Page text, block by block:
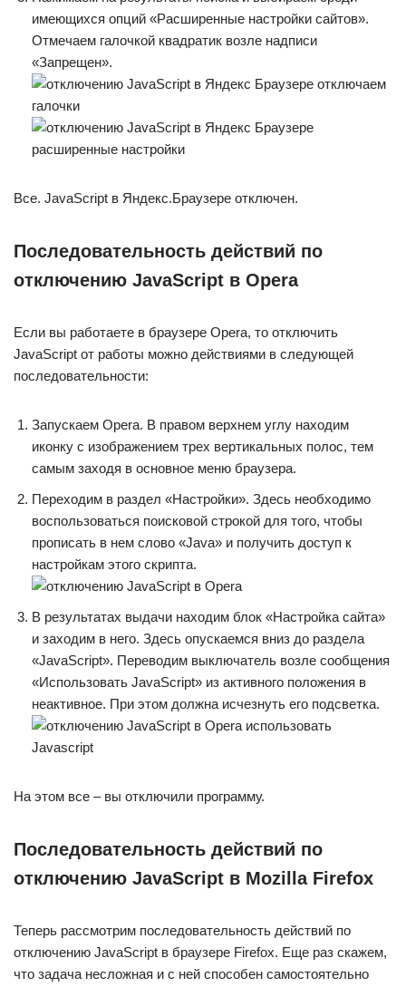
имеющихся опций «Расширенные настройки сайтов».
Отмечаем галочкой квадратик возле надписи
«Запрещен».
Все. JavaScript в Яндекс.Браузере отключен.
Последовательность действий по
отключению JavaScript в Opera
Если вы работаете в браузере Opera, то отключить
JavaScript от работы можно действиями в следующей
последовательности:
Запускаем Opera. В правом верхнем углу находим
иконку с изображением трех вертикальных полос, тем
самым заходя в основное меню браузера.
Переходим в раздел «Настройки». Здесь необходимо
воспользоваться поисковой строкой для того, чтобы
прописать в нем слово «Java» и получить доступ к
настройкам этого скрипта.
В результатах выдачи находим блок «Настройка сайта»
и заходим в него. Здесь опускаемся вниз до раздела
«JavaScript». Переводим выключатель возле сообщения
«Использовать JavaScript» из активного положения в
неактивное. При этом должна исчезнуть его подсветка.
На этом все – вы отключили программу.
Последовательность действий по
отключению JavaScript в Mozilla Firefox
Теперь рассмотрим последовательность действий по
отключению JavaScript в браузере Firefox. Еще раз скажем,
что задача несложная и с ней способен самостоятельно